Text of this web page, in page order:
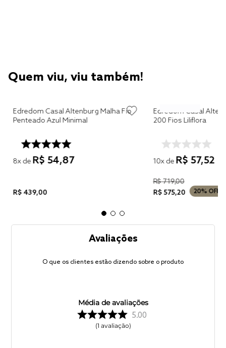
Quem viu, viu também!
Edredom Casal Altenburg Malha Fio
Penteado Azul Minimal
8x de R$ 54,87
R$ 439,00
Edredom Casal
200 Fios Liliflora
10x de R$ 57,52
R$719,00
R$575,20 20% OFF
Avaliações
O que os clientes estão dizendo sobre o produto
Média de avaliações
5.00
1 avaliação